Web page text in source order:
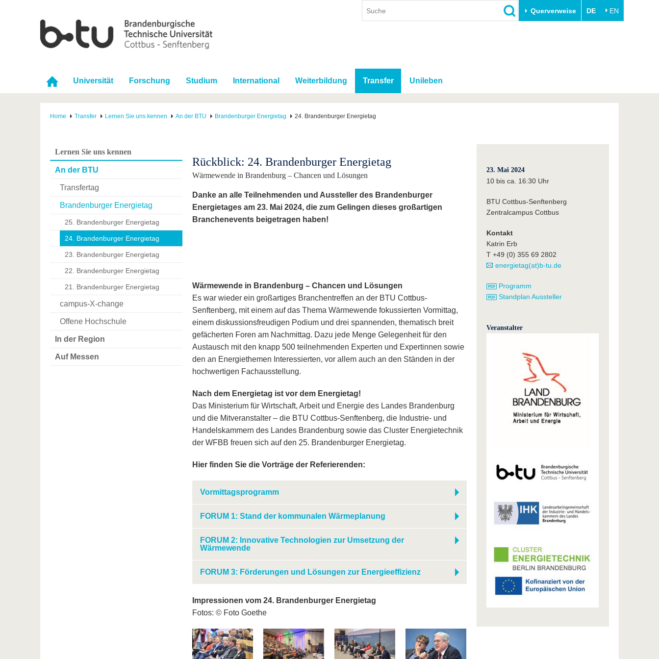
Querverweise DE EN
Universität Forschung Studium International Weiterbildung Transfer Unileben
Home Transfer Lernen Sie uns kennen An der BTU Brandenburger Energietag 24. Brandenburger Energietag
Lernen Sie uns kennen
An der BTU
Transfertag
Brandenburger Energietag
25. Brandenburger Energietag
24. Brandenburger Energietag
23. Brandenburger Energietag
22. Brandenburger Energietag
21. Brandenburger Energietag
campus-X-change
Offene Hochschule
In der Region
Auf Messen
Rückblick: 24. Brandenburger Energietag
Wärmewende in Brandenburg – Chancen und Lösungen
Danke an alle Teilnehmenden und Aussteller des Brandenburger
Energietages am 23. Mai 2024, die zum Gelingen dieses großartigen
Branchenevents beigetragen haben!
Wärmewende in Brandenburg – Chancen und Lösungen
Es war wieder ein großartiges Branchentreffen an der BTU Cottbus-
Senftenberg, mit einem auf das Thema Wärmewende fokussierten Vormittag,
einem diskussionsfreudigen Podium und drei spannenden, thematisch breit
gefächerten Foren am Nachmittag. Dazu jede Menge Gelegenheit für den
Austausch mit den knapp 500 teilnehmenden Experten und Expertinnen sowie
den an Energiethemen Interessierten, vor allem auch an den Ständen in der
hochwertigen Fachausstellung.
Nach dem Energietag ist vor dem Energietag!
Das Ministerium für Wirtschaft, Arbeit und Energie des Landes Brandenburg
und die Mitveranstalter – die BTU Cottbus-Senftenberg, die Industrie- und
Handelskammern des Landes Brandenburg sowie das Cluster Energietechnik
der WFBB freuen sich auf den 25. Brandenburger Energietag.
Hier finden Sie die Vorträge der Referierenden:
Vormittagsprogramm
FORUM 1: Stand der kommunalen Wärmeplanung
FORUM 2: Innovative Technologien zur Umsetzung der
Wärmewende
FORUM 3: Förderungen und Lösungen zur Energieeffizienz
Impressionen vom 24. Brandenburger Energietag
Fotos: © Foto Goethe
23. Mai 2024
10 bis ca. 16:30 Uhr
BTU Cottbus-Senftenberg
Zentralcampus Cottbus
Kontakt
Katrin Erb
T +49 (0) 355 69 2802
energietag(at)b-tu.de
Programm
Standplan Aussteller
Veranstalter